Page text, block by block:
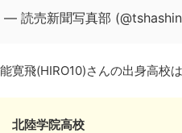
— 読売新聞写真部
寛飛(HIRO10)さんの出身高校
北陸学院高校